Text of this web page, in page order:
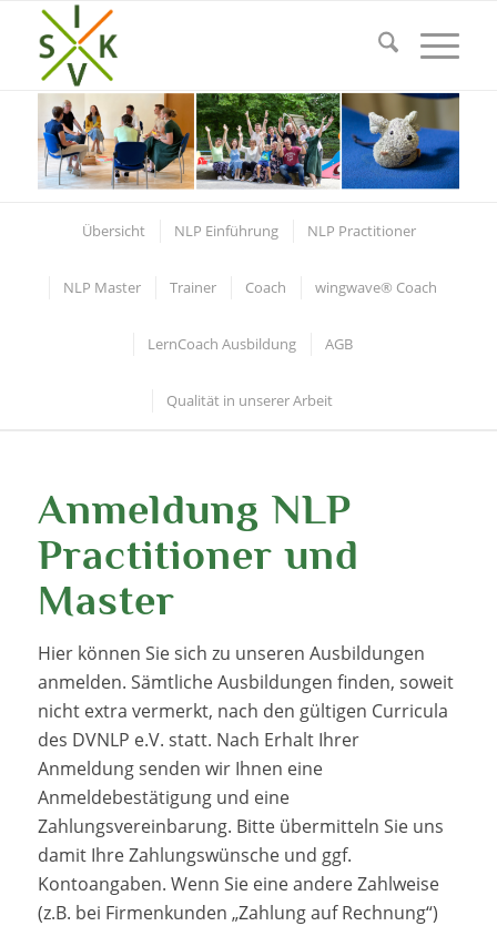
Übersicht NLP Einführung NLP Practitioner
NLP Master Trainer Coach wingwave® Coach
LernCoach Ausbildung AGB
Qualität in unserer Arbeit
Anmeldung NLP
Practitioner und
Master
Hier können Sie sich zu unseren Ausbildungen
anmelden. Sämtliche Ausbildungen finden, soweit
nicht extra vermerkt, nach den gültigen Curricula
des DVNLP e.V. statt. Nach Erhalt Ihrer
Anmeldung senden wir Ihnen eine
Anmeldebestätigung und eine
Zahlungsvereinbarung. Bitte übermitteln Sie uns
damit Ihre Zahlungswünsche und ggf.
Kontoangaben. Wenn Sie eine andere Zahlweise
(z.B. bei Firmenkunden „Zahlung auf Rechnung“)